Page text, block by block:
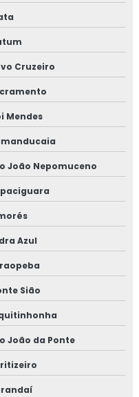
dutos
no rj
Cruzeiro
Mendes
João Nepomuceno
Azul
Sião
João da Ponte